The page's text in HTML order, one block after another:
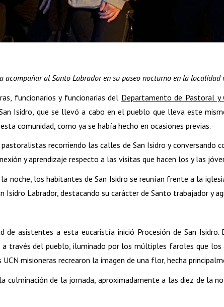
acompañar al Santo Labrador en su paseo nocturno en la localidad
funcionarios y funcionarias del Departamento de Pastoral y
Isidro, que se llevó a cabo en el pueblo que lleva este
comunidad, como ya se había hecho en ocasiones previas.
recorriendo las calles de San Isidro y conversando
y aprendizaje respecto a las visitas que hacen los y las
noche, los habitantes de San Isidro se reunían frente a la
Isidro Labrador, destacando su carácter de Santo trabajador y
de asistentes a esta eucaristía inició Procesión de San
a través del pueblo, iluminado por los múltiples faroles que
misioneras recrearon la imagen de una flor, hecha
culminación de la jornada, aproximadamente a las diez de la